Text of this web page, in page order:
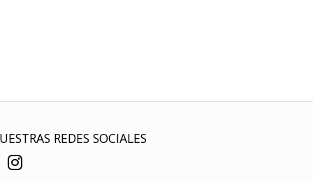
REDES SOCIALES